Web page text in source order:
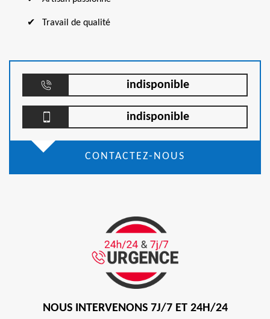
Travail de qualité
indisponible
indisponible
CONTACTEZ-NOUS
NOUS INTERVENONS 7J/7 ET 24H/24